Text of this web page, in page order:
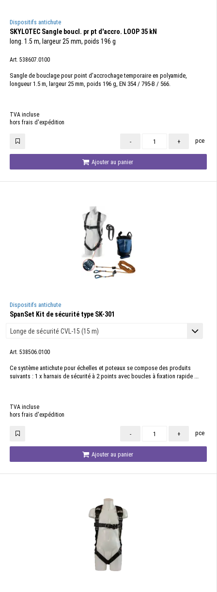
Dispositifs antichute
SKYLOTEC Sangle boucl. pr pt d'accro. LOOP 35 kN
long. 1.5 m, largeur 25 mm, poids 196 g
Art. 538607.0100
Sangle de bouclage pour point d'accrochage temporaire en polyamide,
longueur 1.5 m, largeur 25 mm, poids 196 g, EN 354 / 795-B / 566.
TVA incluse
hors frais d'expédition
- + pce
Ajouter au panier
Dispositifs antichute
SpanSet Kit de sécurité type SK-301
Art. 538506.0100
Ce système antichute pour échelles et poteaux se compose des produits
suivants : 1 x harnais de sécurité à 2 points avec boucles à fixation rapide ...
TVA incluse
hors frais d'expédition
- + pce
Ajouter au panier